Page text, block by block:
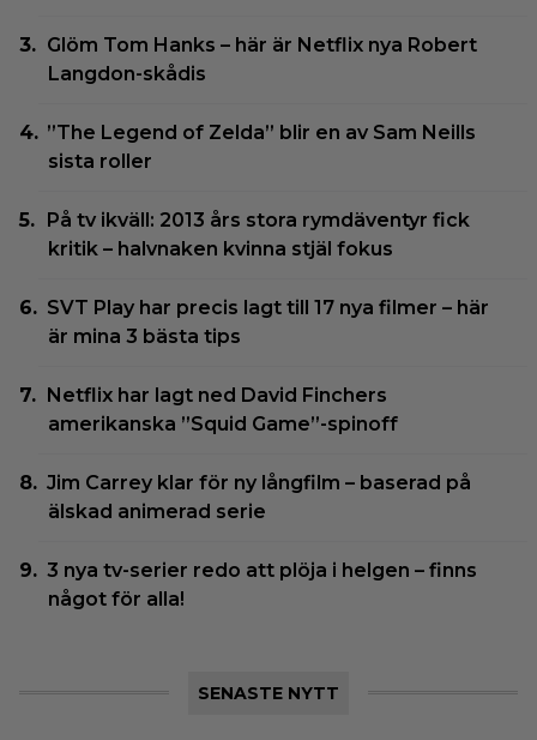
Glöm Tom Hanks – här är Netflix nya Robert
Langdon-skådis
”The Legend of Zelda” blir en av Sam Neills
sista roller
På tv ikväll: 2013 års stora rymdäventyr fick
kritik – halvnaken kvinna stjäl fokus
SVT Play har precis lagt till 17 nya filmer – här
är mina 3 bästa tips
Netflix har lagt ned David Finchers
amerikanska ”Squid Game”-spinoff
Jim Carrey klar för ny långfilm – baserad på
älskad animerad serie
3 nya tv-serier redo att plöja i helgen – finns
något för alla!
SENASTE NYTT